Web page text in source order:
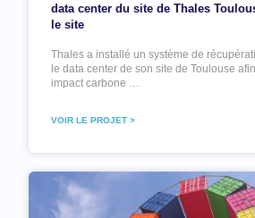
data center du site de Thales
le site
Thales a installé un système de
le data center de son site de Toulouse
impact carbone …
VOIR LE PROJET >